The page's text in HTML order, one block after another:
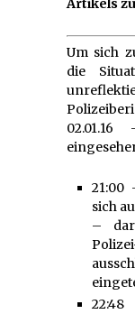
Artikels
Um sich
die
21:00
sich
–